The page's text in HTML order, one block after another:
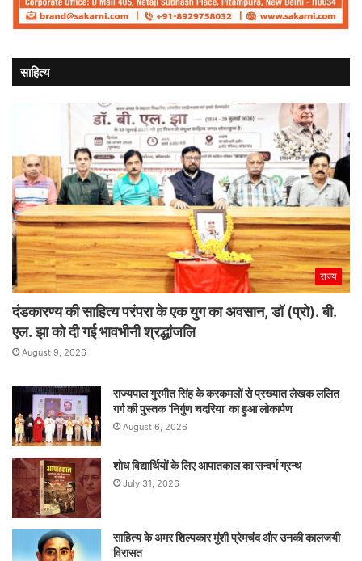
साहित्य
राज्य
दंडकारण्य की साहित्य परंपरा के एक युग का अवसान, डॉ (प्रो). बी.
एल. झा को दी गई भावभीनी श्रद्धांजलि
August 9, 2026
राज्यपाल गुरमीत सिंह के करकमलों से प्रख्यात लेखक ललित
गर्ग की पुस्तक ‘निर्गुण चदरिया’ का हुआ लोकार्पण
August 6, 2026
शोध विद्यार्थियों के लिए आपातकाल का सन्दर्भ ग्रन्थ
July 31, 2026
साहित्य के अमर शिल्पकार मुंशी प्रेमचंद और उनकी कालजयी
विरासत